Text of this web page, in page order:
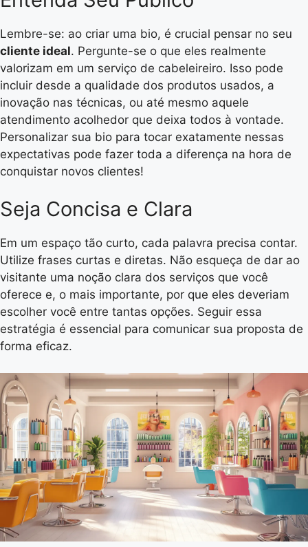
Lembre-se: ao criar uma bio, é crucial pensar no seu
cliente ideal. Pergunte-se o que eles realmente
valorizam em um serviço de cabeleireiro. Isso pode
incluir desde a qualidade dos produtos usados, a
inovação nas técnicas, ou até mesmo aquele
atendimento acolhedor que deixa todos à vontade.
Personalizar sua bio para tocar exatamente nessas
expectativas pode fazer toda a diferença na hora de
conquistar novos clientes!
Seja Concisa e Clara
Em um espaço tão curto, cada palavra precisa contar.
Utilize frases curtas e diretas. Não esqueça de dar ao
visitante uma noção clara dos serviços que você
oferece e, o mais importante, por que eles deveriam
escolher você entre tantas opções. Seguir essa
estratégia é essencial para comunicar sua proposta de
forma eficaz.